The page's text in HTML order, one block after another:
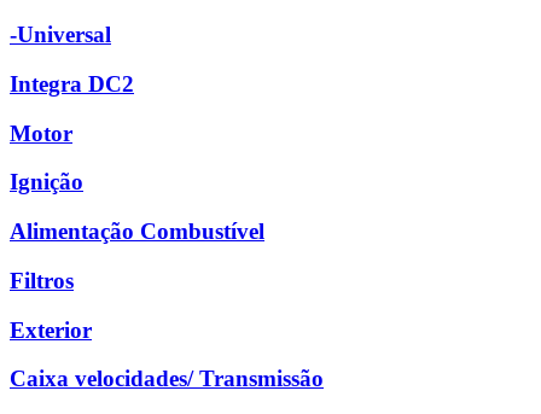
-Universal
Integra DC2
Motor
Ignição
Alimentação Combustível
Filtros
Exterior
Caixa velocidades/ Transmissão